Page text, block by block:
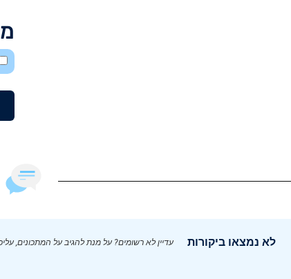
לא נמצאו ביקורות עדיין לא רשומים? על מנת להגיב על המתכונים,